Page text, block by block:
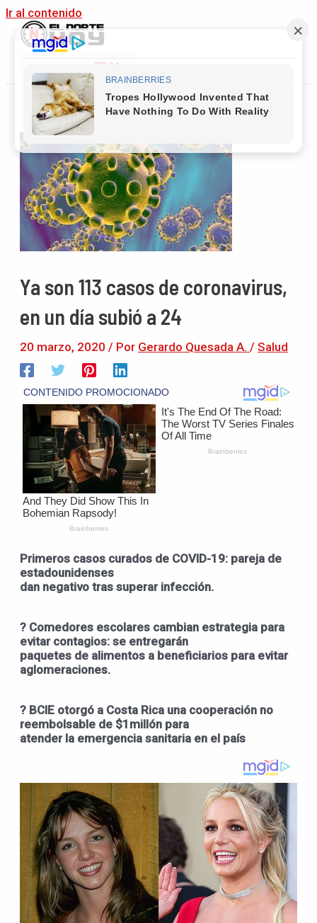
Ir al contenido
Main Menu
Ya son 113 casos de coronavirus,
en un día subió a 24
20 marzo, 2020 / Por Gerardo Quesada A. / Salud
Primeros casos curados de COVID-19: pareja de
estadounidenses
dan negativo tras superar infección.
? Comedores escolares cambian estrategia para
evitar contagios: se entregarán
paquetes de alimentos a beneficiarios para evitar
aglomeraciones.
? BCIE otorgó a Costa Rica una cooperación no
reembolsable de $1millón para
atender la emergencia sanitaria en el país